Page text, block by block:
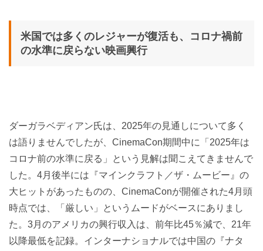
米国では多くのレジャーが復活も、コロナ禍前
の水準に戻らない映画興行
ダーガラベディアン氏は、2025年の見通しについて多く
は語りませんでしたが、CinemaCon期間中に「2025年は
コロナ前の水準に戻る」という見解は聞こえてきませんで
した。4月後半には『マインクラフト／ザ・ムービー』の
大ヒットがあったものの、CinemaConが開催された4月頭
時点では、「厳しい」というムードがベースにありまし
た。3月のアメリカの興行収入は、前年比45％減で、21年
以降最低を記録。インターナショナルでは中国の『ナタ